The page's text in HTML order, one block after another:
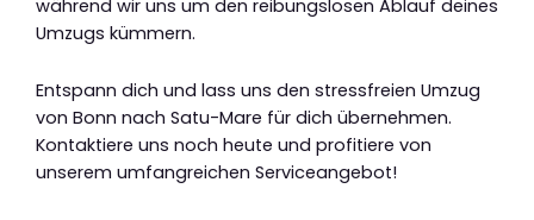
während wir uns um den reibungslosen Ablauf deines
Umzugs kümmern.
Entspann dich und lass uns den stressfreien Umzug
von Bonn nach Satu-Mare für dich übernehmen.
Kontaktiere uns noch heute und profitiere von
unserem umfangreichen Serviceangebot!